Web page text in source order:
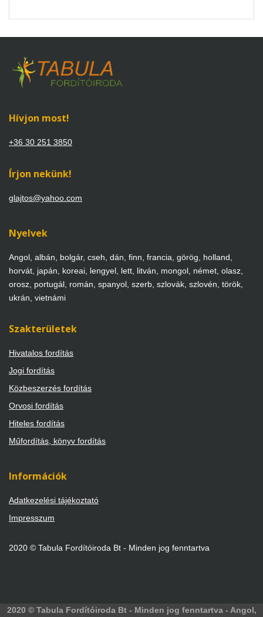
Hívjon most!
+36 30 251 3850
Írjon nekünk!
glajtos@yahoo.com
Nyelvek
Angol, albán, bolgár, cseh, dán, finn, francia, görög, holland,
horvát, japán, koreai, lengyel, lett, litván, mongol, német, olasz,
orosz, portugál, román, spanyol, szerb, szlovák, szlovén, török,
ukrán, vietnámi
Szakterületek
Hivatalos fordítás
Jogi fordítás
Közbeszerzés fordítás
Orvosi fordítás
Hiteles fordítás
Műfordítás, könyv fordítás
Információk
Adatkezelési tájékoztató
Impresszum
2020 © Tabula Fordítóiroda Bt - Minden jog fenntartva
2020 © Tabula Fordítóiroda Bt - Minden jog fenntartva - Angol,